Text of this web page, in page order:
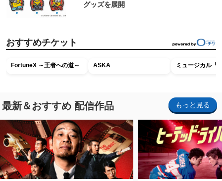
グッズを展開
おすすめチケット
FortuneX ～王者への道～ ASKA ミュージカル『
最新＆おすすめ 配信作品 もっと見る